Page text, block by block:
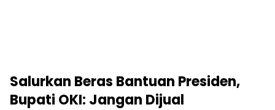
Salurkan Beras Bantuan Presiden,
Bupati OKI: Jangan Dijual